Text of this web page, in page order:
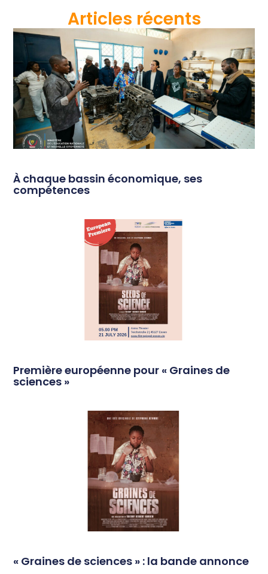
Articles récents
À chaque bassin économique, ses
compétences
Première européenne pour « Graines de
sciences »
« Graines de sciences » : la bande annonce